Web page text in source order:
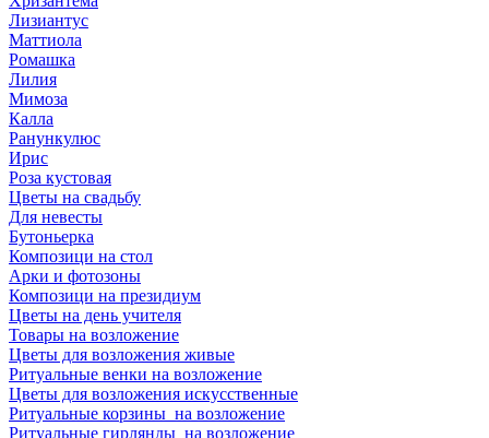
Лизиантус
Маттиола
Ромашка
Лилия
Мимоза
Калла
Ранункулюс
Ирис
Роза кустовая
Цветы на свадьбу
Для невесты
Бутоньерка
Композици на стол
Арки и фотозоны
Композици на президиум
Цветы на день учителя
Товары на возложение
Цветы для возложения живые
Ритуальные венки на возложение
Цветы для возложения искусственные
Ритуальные корзины на возложение
Ритуальные гирлянды на возложение